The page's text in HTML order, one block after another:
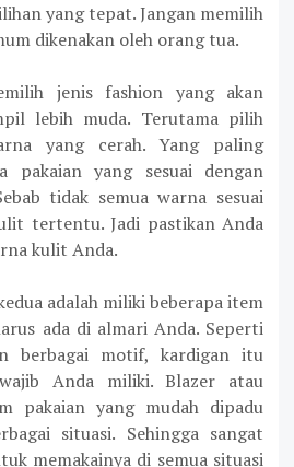
yang tepat. Jangan memilih
dikenakan oleh orang tua.
jenis fashion yang akan
lebih muda. Terutama pilih
yang cerah. Yang paling
pakaian yang sesuai dengan
tidak semua warna sesuai
tertentu. Jadi pastikan Anda
kulit Anda.
adalah miliki beberapa item
ada di almari Anda. Seperti
berbagai motif, kardigan itu
Anda miliki. Blazer atau
pakaian yang mudah dipadu
situasi. Sehingga sangat
memakainya di semua situasi